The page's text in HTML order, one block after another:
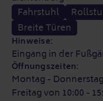
Fahrstuhl
Breite Türen
Hinweise:
Eingang in der
Öffnungszeiten:
Montag -
Freitag von 10:00 -